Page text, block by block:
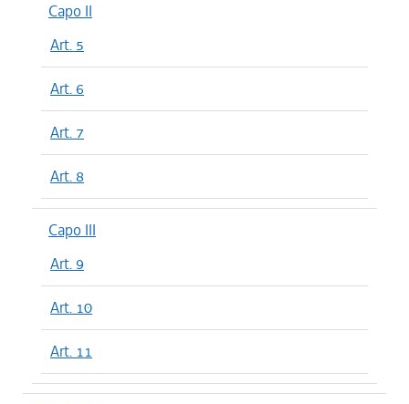
Capo II
Art. 5
Art. 6
Art. 7
Art. 8
Capo III
Art. 9
Art. 10
Art. 11